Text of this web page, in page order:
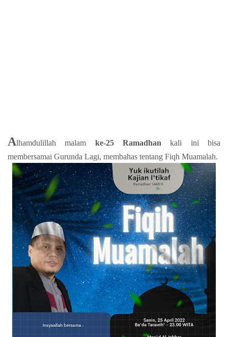
Alhamdulillah malam ke-25 Ramadhan kali ini bisa
membersamai Gurunda Lagi, membahas tentang Fiqh Muamalah.